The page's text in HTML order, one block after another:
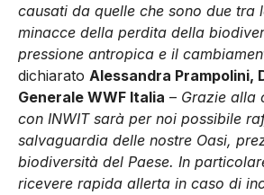
causati da quelle che sono due tra
minacce della perdita della
pressione antropica e il
dichiarato Alessandra Prampolini,
Generale WWF Italia – Grazie alla
con INWIT sarà per noi possibile
salvaguardia delle nostre Oasi,
biodiversità del Paese. In
ricevere rapida allerta in caso di